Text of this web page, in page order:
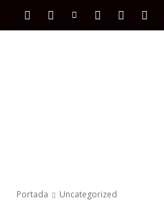
Portada Uncategorized